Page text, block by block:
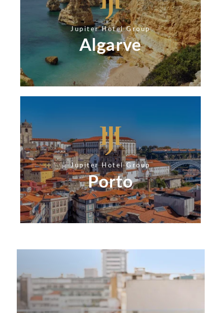
Jupiter Hotel Group
Algarve
Jupiter Hotel Group
Porto